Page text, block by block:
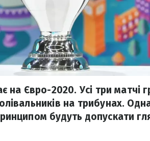
на Євро-2020. Усі три матчі
на трибунах.
будуть допускати